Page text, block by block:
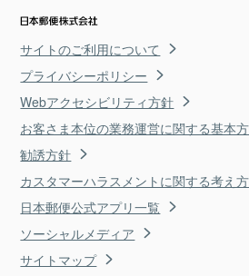
サイトのご利用について
プライバシーポリシー
Webアクセシビリティ方針
お客さま本位の業務運営に関する基本
勧誘方針
カスタマーハラスメントに関する考え方
日本郵便公式アプリ一覧
ソーシャルメディア
サイトマップ